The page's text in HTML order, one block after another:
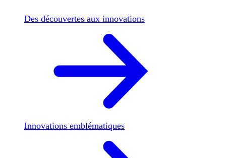
Des découvertes aux innovations
Innovations emblématiques